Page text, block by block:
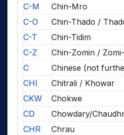
C-M
Chin-Mro
C-O
Chin-Thado /
C-T
Chin-Tidim
C-Z
Chin-Zomin /
C
Chinese (not
CHI
Chitrali / Khowar
CKW
Chokwe
CD
Chowdary/
CHR
Chrau